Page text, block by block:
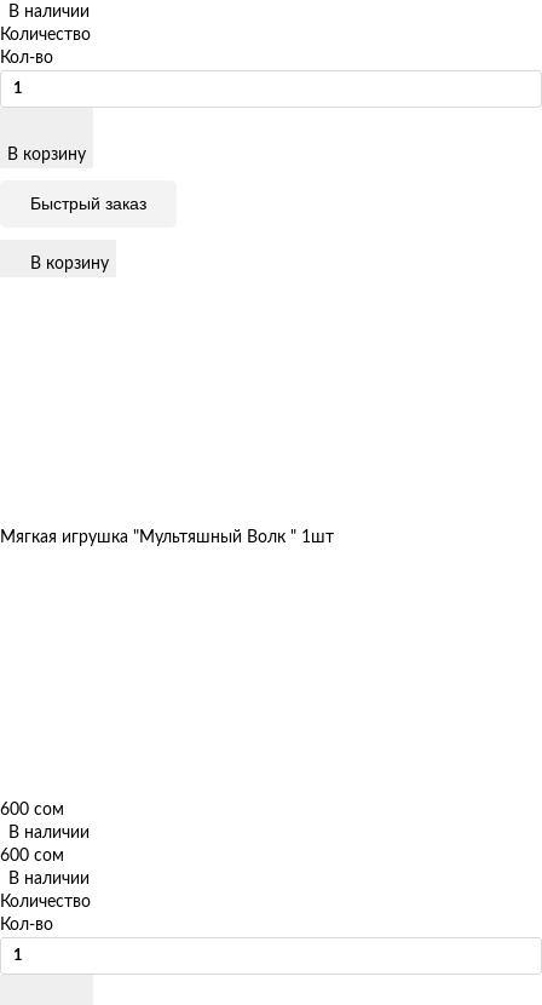
В наличии
Количество
Кол-во
В корзину
Быстрый заказ
В корзину
Мягкая игрушка "Мультяшный Волк " 1шт
600 сом
В наличии
600 сом
В наличии
Количество
Кол-во